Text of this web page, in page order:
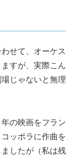
せて、オーケス
すが、実際こん
じゃないと無理
の映画をフラン
ッポラに作曲を
したが（私は残